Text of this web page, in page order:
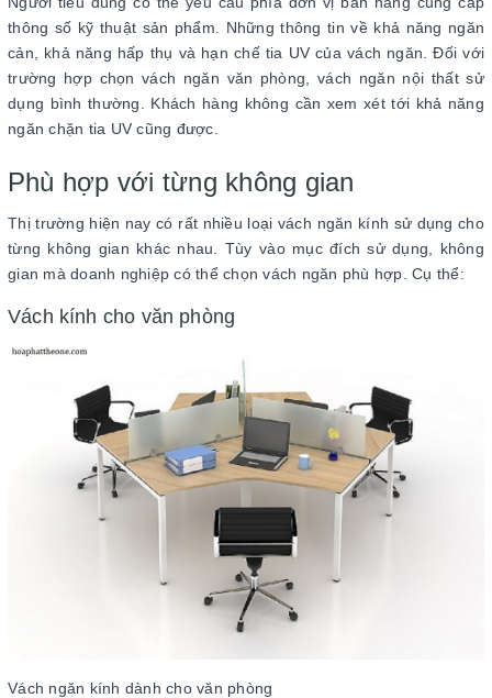
thông số kỹ thuật sản phẩm. Những thông tin về khả năng ngăn
cản, khả năng hấp thụ và hạn chế tia UV của vách ngăn. Đối với
trường hợp chọn vách ngăn văn phòng, vách ngăn nội thất sử
dụng bình thường. Khách hàng không cần xem xét tới khả năng
ngăn chặn tia UV cũng được.
Phù hợp với từng không gian
Thị trường hiện nay có rất nhiều loại vách ngăn kính sử dụng cho
từng không gian khác nhau. Tùy vào mục đích sử dụng, không
gian mà doanh nghiệp có thể chọn vách ngăn phù hợp. Cụ thể:
Vách kính cho văn phòng
Vách ngăn kính dành cho văn phòng